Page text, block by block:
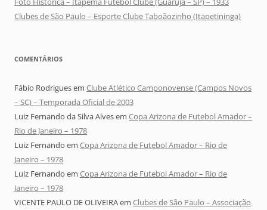
Clubes de São Paulo – Esporte Clube Taboãozinho (Itapetininga)
COMENTÁRIOS
Fábio Rodriguesem Clube Atlético Camponovense (Campos Novos
– SC) – Temporada Oficial de 2003
Luiz Fernando da Silva Alvesem Copa Arizona de Futebol Amador –
Rio de Janeiro – 1978
Luiz Fernando em Copa Arizona de Futebol Amador – Rio de
Janeiro – 1978
Luiz Fernando em Copa Arizona de Futebol Amador – Rio de
Janeiro – 1978
VICENTE PAULO DE OLIVEIRAem Clubes de São Paulo – Associação